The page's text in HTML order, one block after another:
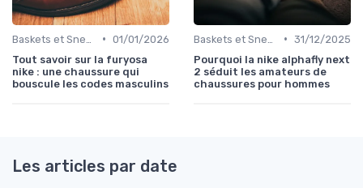
• 01/01/2026
Tout savoir sur la furyosa
nike : une chaussure qui
bouscule les codes masculins
• 31/12/2025
Pourquoi la nike alphafly next
2 séduit les amateurs de
chaussures pour hommes
Les articles par date